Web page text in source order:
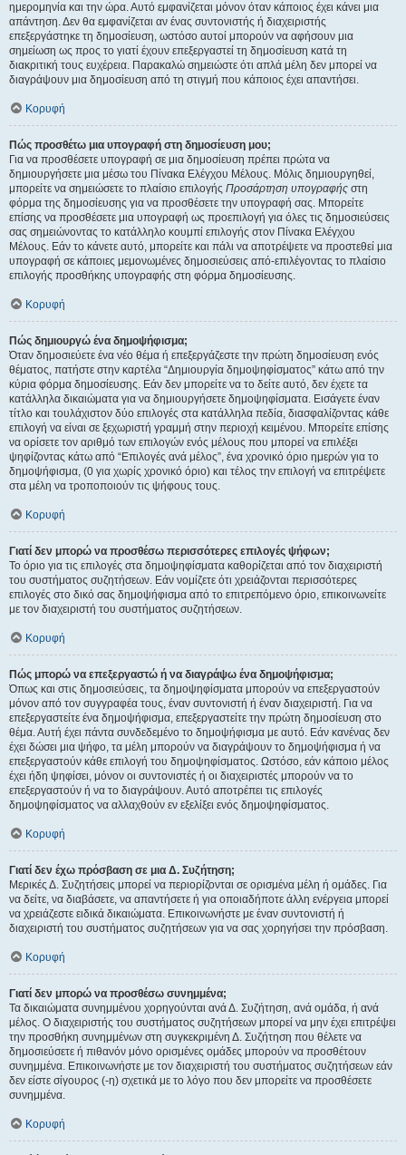
ημερομηνία και την ώρα. Αυτό εμφανίζεται μόνον όταν κάποιος έχει κάνει μια
απάντηση. Δεν θα εμφανίζεται αν ένας συντονιστής ή διαχειριστής
επεξεργάστηκε τη δημοσίευση, ωστόσο αυτοί μπορούν να αφήσουν μια
σημείωση ως προς το γιατί έχουν επεξεργαστεί τη δημοσίευση κατά τη
διακριτική τους ευχέρεια. Παρακαλώ σημειώστε ότι απλά μέλη δεν μπορεί να
διαγράψουν μια δημοσίευση από τη στιγμή που κάποιος έχει απαντήσει.
Κορυφή
Πώς προσθέτω μια υπογραφή στη δημοσίευση μου;
Για να προσθέσετε υπογραφή σε μια δημοσίευση πρέπει πρώτα να
δημιουργήσετε μια μέσω του Πίνακα Ελέγχου Μέλους. Μόλις δημιουργηθεί,
μπορείτε να σημειώσετε το πλαίσιο επιλογής Προσάρτηση υπογραφής στη
φόρμα της δημοσίευσης για να προσθέσετε την υπογραφή σας. Μπορείτε
επίσης να προσθέσετε μια υπογραφή ως προεπιλογή για όλες τις δημοσιεύσεις
σας σημειώνοντας το κατάλληλο κουμπί επιλογής στον Πίνακα Ελέγχου
Μέλους. Εάν το κάνετε αυτό, μπορείτε και πάλι να αποτρέψετε να προστεθεί μια
υπογραφή σε κάποιες μεμονωμένες δημοσιεύσεις από-επιλέγοντας το πλαίσιο
επιλογής προσθήκης υπογραφής στη φόρμα δημοσίευσης.
Κορυφή
Πώς δημιουργώ ένα δημοψήφισμα;
Όταν δημοσιεύετε ένα νέο θέμα ή επεξεργάζεστε την πρώτη δημοσίευση ενός
θέματος, πατήστε στην καρτέλα “Δημιουργία δημοψηφίσματος” κάτω από την
κύρια φόρμα δημοσίευσης. Εάν δεν μπορείτε να το δείτε αυτό, δεν έχετε τα
κατάλληλα δικαιώματα για να δημιουργήσετε δημοψηφίσματα. Εισάγετε έναν
τίτλο και τουλάχιστον δύο επιλογές στα κατάλληλα πεδία, διασφαλίζοντας κάθε
επιλογή να είναι σε ξεχωριστή γραμμή στην περιοχή κειμένου. Μπορείτε επίσης
να ορίσετε τον αριθμό των επιλογών ενός μέλους που μπορεί να επιλέξει
ψηφίζοντας κάτω από “Επιλογές ανά μέλος”, ένα χρονικό όριο ημερών για το
δημοψήφισμα, (0 για χωρίς χρονικό όριο) και τέλος την επιλογή να επιτρέψετε
στα μέλη να τροποποιούν τις ψήφους τους.
Κορυφή
Γιατί δεν μπορώ να προσθέσω περισσότερες επιλογές ψήφων;
Το όριο για τις επιλογές στα δημοψηφίσματα καθορίζεται από τον διαχειριστή
του συστήματος συζητήσεων. Εάν νομίζετε ότι χρειάζονται περισσότερες
επιλογές στο δικό σας δημοψήφισμα από το επιτρεπόμενο όριο, επικοινωνείτε
με τον διαχειριστή του συστήματος συζητήσεων.
Κορυφή
Πώς μπορώ να επεξεργαστώ ή να διαγράψω ένα δημοψήφισμα;
Όπως και στις δημοσιεύσεις, τα δημοψηφίσματα μπορούν να επεξεργαστούν
μόνον από τον συγγραφέα τους, έναν συντονιστή ή έναν διαχειριστή. Για να
επεξεργαστείτε ένα δημοψήφισμα, επεξεργαστείτε την πρώτη δημοσίευση στο
θέμα. Αυτή έχει πάντα συνδεδεμένο το δημοψήφισμα με αυτό. Εάν κανένας δεν
έχει δώσει μια ψήφο, τα μέλη μπορούν να διαγράψουν το δημοψήφισμα ή να
επεξεργαστούν κάθε επιλογή του δημοψηφίσματος. Ωστόσο, εάν κάποιο μέλος
έχει ήδη ψηφίσει, μόνον οι συντονιστές ή οι διαχειριστές μπορούν να το
επεξεργαστούν ή να το διαγράψουν. Αυτό αποτρέπει τις επιλογές
δημοψηφίσματος να αλλαχθούν εν εξελίξει ενός δημοψηφίσματος.
Κορυφή
Γιατί δεν έχω πρόσβαση σε μια Δ. Συζήτηση;
Μερικές Δ. Συζητήσεις μπορεί να περιορίζονται σε ορισμένα μέλη ή ομάδες. Για
να δείτε, να διαβάσετε, να απαντήσετε ή για οποιαδήποτε άλλη ενέργεια μπορεί
να χρειάζεστε ειδικά δικαιώματα. Επικοινωνήστε με έναν συντονιστή ή
διαχειριστή του συστήματος συζητήσεων για να σας χορηγήσει την πρόσβαση.
Κορυφή
Γιατί δεν μπορώ να προσθέσω συνημμένα;
Τα δικαιώματα συνημμένου χορηγούνται ανά Δ. Συζήτηση, ανά ομάδα, ή ανά
μέλος. Ο διαχειριστής του συστήματος συζητήσεων μπορεί να μην έχει επιτρέψει
την προσθήκη συνημμένων στη συγκεκριμένη Δ. Συζήτηση που θέλετε να
δημοσιεύσετε ή πιθανόν μόνο ορισμένες ομάδες μπορούν να προσθέτουν
συνημμένα. Επικοινωνήστε με τον διαχειριστή του συστήματος συζητήσεων εάν
δεν είστε σίγουρος (-η) σχετικά με το λόγο που δεν μπορείτε να προσθέσετε
συνημμένα.
Κορυφή